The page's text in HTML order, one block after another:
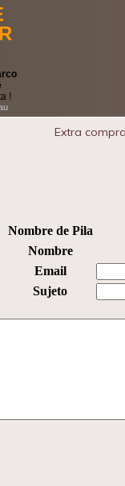
!
Extra
Nombre de Pila
Nombre
Email
Sujeto